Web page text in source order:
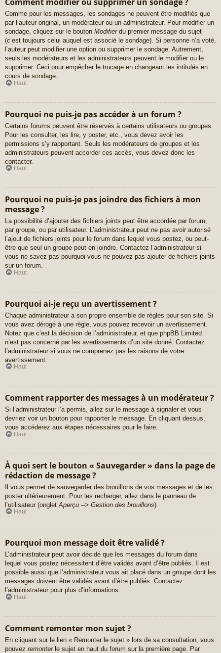
Comme pour les messages, les sondages ne peuvent être modifiés que
par l’auteur original, un modérateur ou un administrateur. Pour modifier un
sondage, cliquez sur le bouton Modifierdu premier message du sujet
(c’est toujours celui auquel est associé le sondage). Si personne n’a voté,
l’auteur peut modifier une option ou supprimer le sondage. Autrement,
seuls les modérateurs et les administrateurs peuvent le modifier ou le
supprimer. Ceci pour empêcher le trucage en changeant les intitulés en
cours de sondage.
Haut
Pourquoi ne puis-je pas accéder à un forum ?
Certains forums peuvent être réservés à certains utilisateurs ou groupes.
Pour les consulter, les lire, y poster, etc., vous devez avoir les
permissions s’y rapportant. Seuls les modérateurs de groupes et les
administrateurs peuvent accorder ces accès, vous devez donc les
contacter.
Haut
Pourquoi ne puis-je pas joindre des fichiers à mon
message ?
La possibilité d’ajouter des fichiers joints peut être accordée par forum,
par groupe, ou par utilisateur. L’administrateur peut ne pas avoir autorisé
l’ajout de fichiers joints pour le forum dans lequel vous postez, ou peut-
être que seul un groupe peut en joindre. Contactez l’administrateur si
vous ne savez pas pourquoi vous ne pouvez pas ajouter de fichiers joints
sur un forum.
Haut
Pourquoi ai-je reçu un avertissement ?
Chaque administrateur a son propre ensemble de règles pour son site. Si
vous avez dérogé à une règle, vous pouvez recevoir un avertissement.
Notez que c’est la décision de l’administrateur, et que phpBB Limited
n’est pas concerné par les avertissements d’un site donné. Contactez
l’administrateur si vous ne comprenez pas les raisons de votre
avertissement.
Haut
Comment rapporter des messages à un modérateur ?
Si l’administrateur l’a permis, allez sur le message à signaler et vous
devriez voir un bouton pour rapporter le message. En cliquant dessus,
vous accéderez aux étapes nécessaires pour le faire.
Haut
À quoi sert le bouton « Sauvegarder » dans la page de
rédaction de message ?
Il vous permet de sauvegarder des brouillons de vos messages et de les
poster ultérieurement. Pour les recharger, allez dans le panneau de
l’utilisateur (onglet Aperçu --> Gestion des brouillons).
Haut
Pourquoi mon message doit être validé ?
L’administrateur peut avoir décidé que les messages du forum dans
lequel vous postez nécessitent d’être validés avant d’être publiés. Il est
possible aussi que l’administrateur vous ait placé dans un groupe dont les
messages doivent être validés avant d’être publiés. Contactez
l’administrateur pour plus d’informations.
Haut
Comment remonter mon sujet ?
En cliquant sur le lien « Remonter le sujet » lors de sa consultation, vous
pouvez remonterle sujet en haut du forum sur la première page. Par